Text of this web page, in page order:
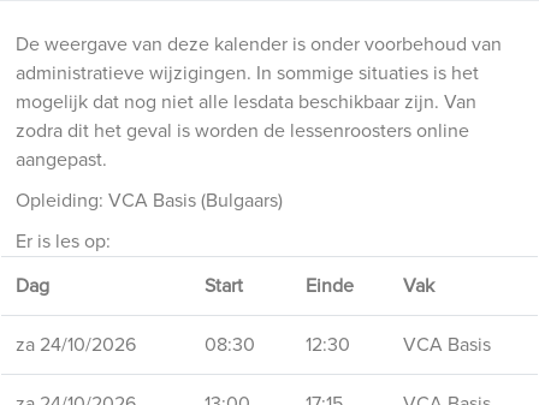
De weergave van deze kalender is onder voorbehoud van
administratieve wijzigingen. In sommige situaties is het
mogelijk dat nog niet alle lesdata beschikbaar zijn. Van
zodra dit het geval is worden de lessenroosters online
aangepast.
Opleiding: VCA Basis (Bulgaars)
Er is les op:
Dag
Start Einde Vak
za 24/10/2026 08:30 12:30 VCA Basis